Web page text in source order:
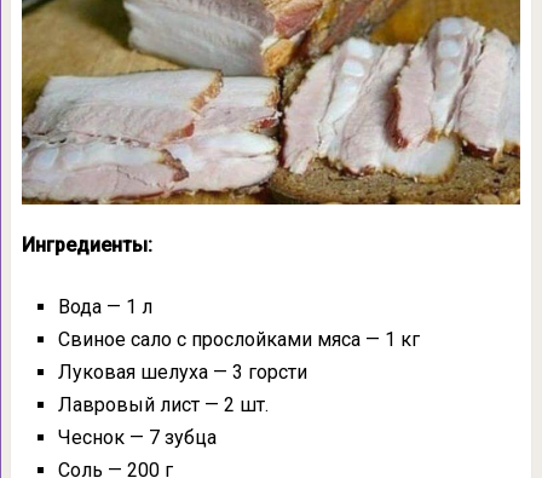
Ингредиенты:
Вода — 1 л
Свиное сало с прослойками мяса — 1 кг
Луковая шелуха — 3 горсти
Лавровый лист — 2 шт.
Чеснок — 7 зубца
Соль — 200 г